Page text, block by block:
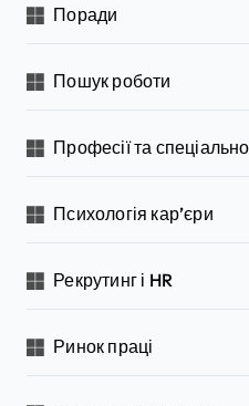
Поради
Пошук роботи
Професії та
Психологія кар’єри
Рекрутинг і HR
Ринок праці